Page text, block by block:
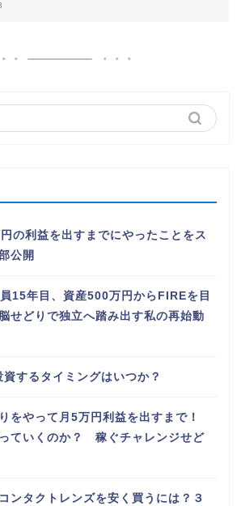
の利益を出すまでにやったことをス
公開
15年目、資産500万円からFIREを目
せどりで独立へ踏み出す私の再始動
するタイミングはいつか？
をやって月5万円利益を出すまで！
ていくのか？ 稼ぐチャレンジせど
ンタクトレンズを安く買うには？３